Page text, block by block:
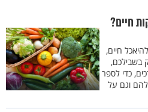
חיים?
חיים,
בשבילכם,
כדי לספר
וגם על